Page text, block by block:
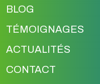
BLOG
TÉMOIGNAGES
ACTUALITÉS
CONTACT